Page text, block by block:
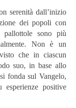
serenità dall’inizio
dei popoli con
sono più
Non è un
che in ciascun
suo, in base allo
fonda sul Vangelo,
positive